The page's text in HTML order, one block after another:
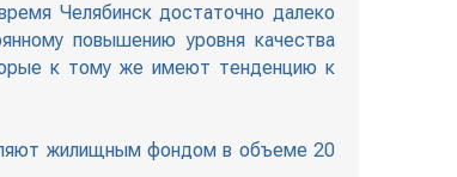
Челябинск достаточно далеко
повышению уровня качества
к тому же имеют тенденцию к
жилищным фондом в объеме 20